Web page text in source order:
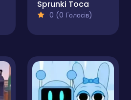
Sprunki Toca
0 (0 Голосів)